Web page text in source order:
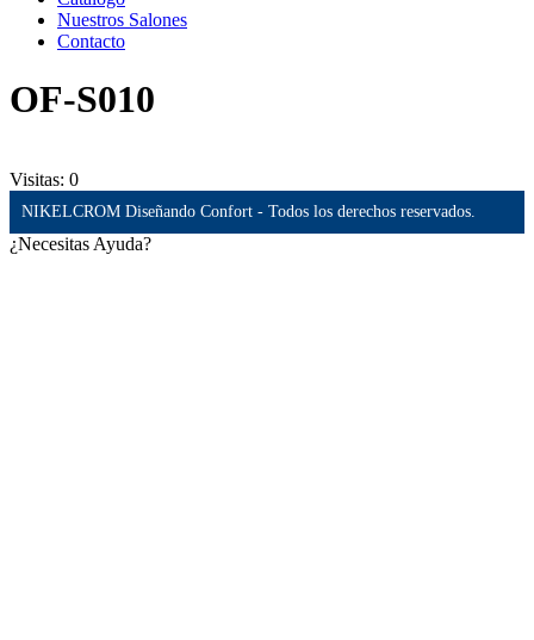
Nuestros Salones
Contacto
OF-S010
Visitas: 0
NIKELCROM Diseñando Confort - Todos los derechos reservados.
¿Necesitas Ayuda?